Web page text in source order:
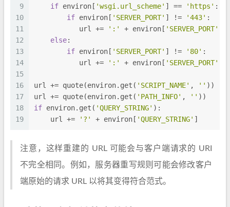
9
10
11
12
13
14
15
16
17
18
19
if environ[ 'wsgi.url_scheme' ] == 'https' :
if environ[ 'SERVER_PORT' ] != '443' :
           url +=
':' + environ[ 'SERVER_PORT'
else:
if environ[ 'SERVER_PORT' ] != '80' :
           url +=
':' + environ[ 'SERVER_PORT'
url += quote(environ.get( 'SCRIPT_NAME' , '' ))
url += quote(environ.get( 'PATH_INFO' , '' ))
if environ.get( 'QUERY_STRING' ):
    url +=
'?' + environ[ 'QUERY_STRING' ]
注意，这样重建的 URL 可能会与客户端请求的 URI
不完全相同。例如，服务器重写规则可能会修改客户
端原始的请求 URL 以将其变得符合范式。